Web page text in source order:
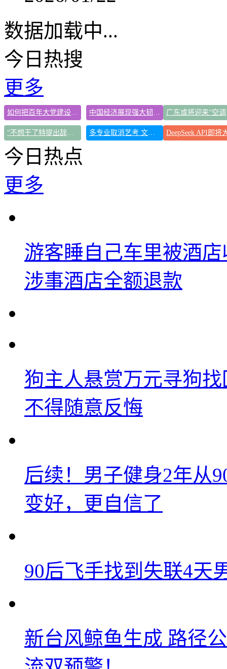
数据加载中...
今日热搜
更多
如何把百年大党建设得更加坚强有力 中国经济展现强大韧性和活力
“不想干了特提出辞职” 南大回应 多专业取消艺考 文化工作者要有文化
今日热点
更多
游客睡自己车里被酒
涉事酒店全额退款
狗主人悬赏万元寻狗
不得随意反悔
后续！男子健身2年从
变好，更自信了
90后飞手找到失联4天
新台风鲸鱼生成 路径